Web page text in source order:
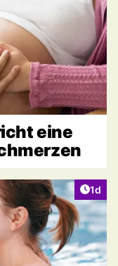
eine
1d